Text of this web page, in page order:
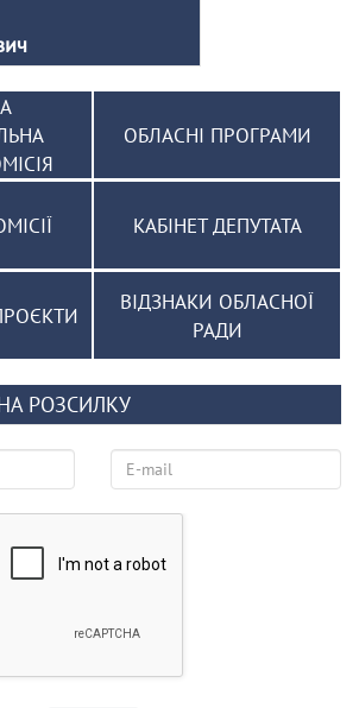
ОБЛАСНІ ПРОГРАМИ
КАБІНЕТ ДЕПУТАТА
ВІДЗНАКИ ОБЛАСНОЇ
РАДИ
РОЗСИЛКУ